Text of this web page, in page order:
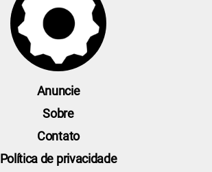
Anuncie
Sobre
Contato
Política de privacidade